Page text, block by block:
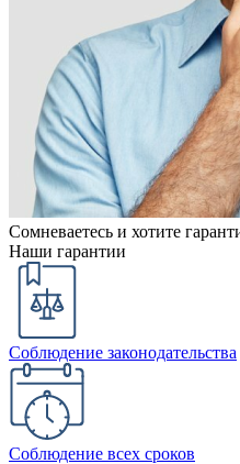
Сомневаетесь и хотите
Наши гарантии
Соблюдение законодательства
Соблюдение всех сроков